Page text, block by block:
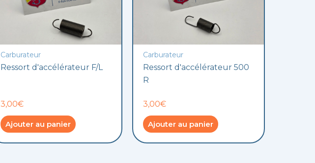
Carburateur
Ressort d'accélérateur F/L
3,00€
Ajouter au panier
Carburateur
Ressort d'accélérateur 500
R
3,00€
Ajouter au panier